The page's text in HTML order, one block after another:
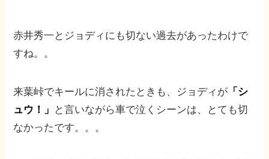
赤井秀一とジョディにも切ない過去があったわけで
すね。。
来葉峠でキールに消されたときも、ジョディが 「シ
ュウ！」
と言いながら車で泣くシーンは、とても切
なかったです。。。